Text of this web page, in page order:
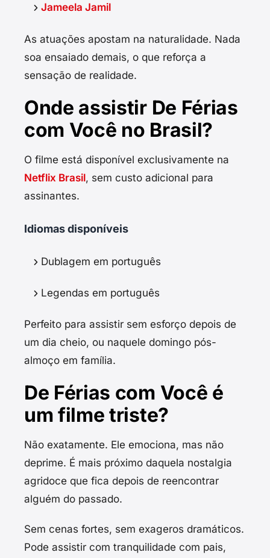
Jameela Jamil
As atuações apostam na naturalidade. Nada
soa ensaiado demais, o que reforça a
sensação de realidade.
Onde assistir De Férias
com Você no Brasil?
O filme está disponível exclusivamente na
Netflix Brasil, sem custo adicional para
assinantes.
Idiomas disponíveis
Dublagem em português
Legendas em português
Perfeito para assistir sem esforço depois de
um dia cheio, ou naquele domingo pós-
almoço em família.
De Férias com Você é
um filme triste?
Não exatamente. Ele emociona, mas não
deprime. É mais próximo daquela nostalgia
agridoce que fica depois de reencontrar
alguém do passado.
Sem cenas fortes, sem exageros dramáticos.
Pode assistir com tranquilidade com pais,